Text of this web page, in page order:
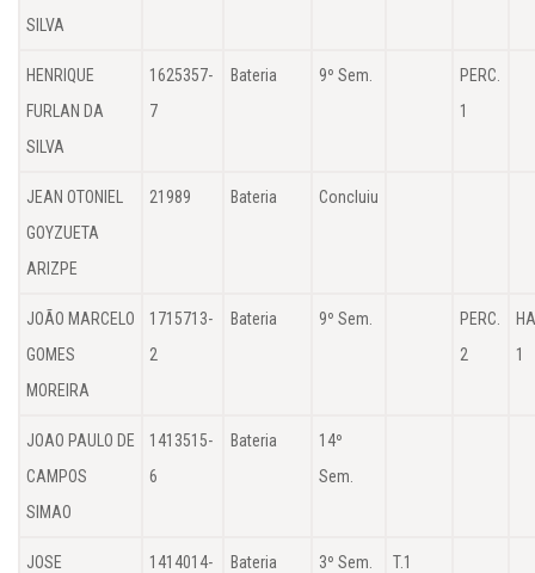
SILVA
HENRIQUE
FURLAN DA
SILVA
1625357-
7
Bateria 9º Sem.
PERC.
1
JEAN OTONIEL
GOYZUETA
ARIZPE
21989 Bateria Concluiu
JOÃO MARCELO
GOMES
MOREIRA
1715713-
2
Bateria 9º Sem.
PERC.
2
1
JOAO PAULO DE
CAMPOS
SIMAO
1413515-
6
Bateria
14º
Sem.
JOSE
1414014-
Bateria 3º Sem. T.1